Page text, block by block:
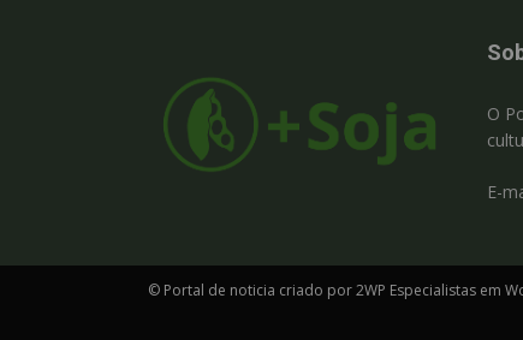
O
E-
© Portal de noticia criado por 2WP Especialistas em